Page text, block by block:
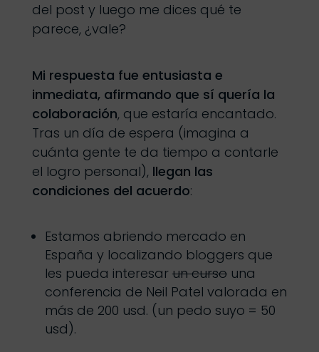
del post y luego me dices qué te
parece, ¿vale?
Mi respuesta fue entusiasta e
inmediata, afirmando que sí quería la
colaboración, que estaría encantado.
Tras un día de espera (imagina a
cuánta gente te da tiempo a contarle
el logro personal), llegan las
condiciones del acuerdo:
Estamos abriendo mercado en
España y localizando bloggers que
les pueda interesar un cursouna
conferencia de Neil Patel valorada en
más de 200 usd. (un pedo suyo = 50
usd).